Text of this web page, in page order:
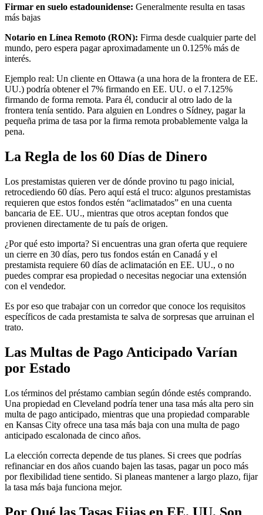
Firmar en suelo estadounidense: Generalmente resulta en tasas
más bajas
Notario en Línea Remoto (RON): Firma desde cualquier parte del
mundo, pero espera pagar aproximadamente un 0.125% más de
interés.
Ejemplo real: Un cliente en Ottawa (a una hora de la frontera de EE.
UU.) podría obtener el 7% firmando en EE. UU. o el 7.125%
firmando de forma remota. Para él, conducir al otro lado de la
frontera tenía sentido. Para alguien en Londres o Sídney, pagar la
pequeña prima de tasa por la firma remota probablemente valga la
pena.
La Regla de los 60 Días de Dinero
Los prestamistas quieren ver de dónde provino tu pago inicial,
retrocediendo 60 días. Pero aquí está el truco: algunos prestamistas
requieren que estos fondos estén “aclimatados” en una cuenta
bancaria de EE. UU., mientras que otros aceptan fondos que
provienen directamente de tu país de origen.
¿Por qué esto importa? Si encuentras una gran oferta que requiere
un cierre en 30 días, pero tus fondos están en Canadá y el
prestamista requiere 60 días de aclimatación en EE. UU., o no
puedes comprar esa propiedad o necesitas negociar una extensión
con el vendedor.
Es por eso que trabajar con un corredor que conoce los requisitos
específicos de cada prestamista te salva de sorpresas que arruinan el
trato.
Las Multas de Pago Anticipado Varían
por Estado
Los términos del préstamo cambian según dónde estés comprando.
Una propiedad en Cleveland podría tener una tasa más alta pero sin
multa de pago anticipado, mientras que una propiedad comparable
en Kansas City ofrece una tasa más baja con una multa de pago
anticipado escalonada de cinco años.
La elección correcta depende de tus planes. Si crees que podrías
refinanciar en dos años cuando bajen las tasas, pagar un poco más
por flexibilidad tiene sentido. Si planeas mantener a largo plazo, fijar
la tasa más baja funciona mejor.
Por Qué las Tasas Fijas en EE. UU. Son